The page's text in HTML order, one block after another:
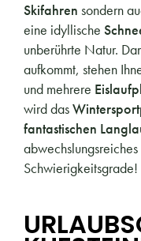
Skifahren sondern
eine idyllische
unberührte Natur.
aufkommt, stehen
und mehrere
wird das
fantastischen
Schwierigkeitsgrade!